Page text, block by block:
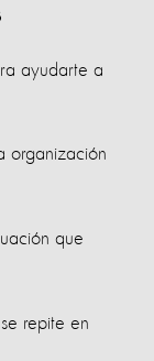
ayudarte a
organización
que
repite en